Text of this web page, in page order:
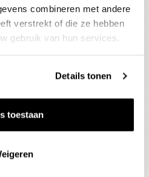
combineren met andere
verstrekt of die ze hebben
gebruik van hun services.
Details tonen
toestaan
Thema's